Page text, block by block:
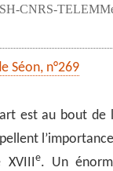
CNRS-
Séon, n°269
est au bout de
e. Un